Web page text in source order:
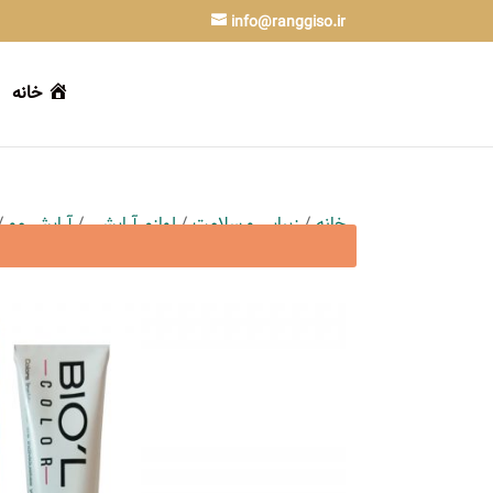
info@ranggiso.ir
خانه
خانه/زیبایی و سلامت/لوازم آرایشی/آرایش مو